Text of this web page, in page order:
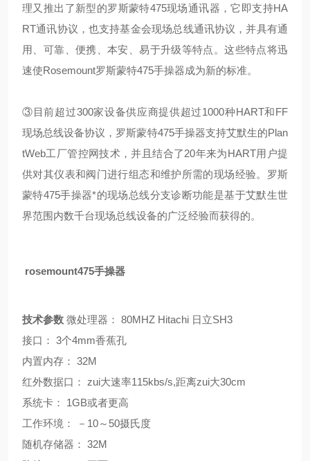
理又推出了新型的罗斯蒙特475现场通讯器，它即支持HA
RT通讯协议，也支持基金会现场总线通讯协议，并具有通
用、可靠、便携、本安、易于升级等特点。这些特点将迅
速使Rosemount罗斯蒙特475手操器成为新的标准。
③目前超过300家设备供应商提供超过1000种HART和FF
现场总线设备协议，罗斯蒙特475手操器支持艾默生的Plan
tWeb工厂管控网技术，并且结合了20年来为HART用户提
供对其仪表和阀门进行组态和维护所需的现场经验。罗斯
蒙特475手操器*的现场总线分支诊断功能是基于艾默生世
界范围内数千台现场总线设备的广泛经验而获得的。
rosemount475手操器
技术参数 微处理器： 80MHZ Hitachi 日立SH3
接口： 3个4mm香蕉孔
内置内存： 32M
红外数据口： zui大速率115kbs/s,距离zui大30cm
系统卡： 1GB或者更高
工作环境： －10～50摄氏度
随机存储器： 32M